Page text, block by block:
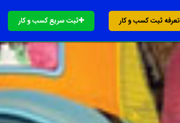
تعرفه ثبت کسب و کار ثبت سریع کسب و کار